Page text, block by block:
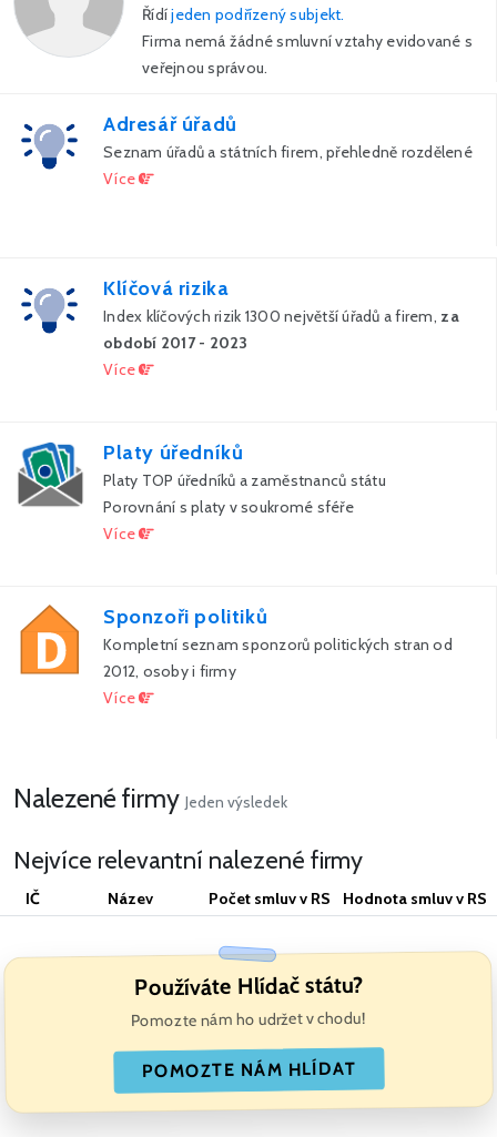
Řídíjeden podřízený subjekt.
Firma nemá žádné smluvní vztahy evidované s
veřejnou správou.
Adresář úřadů
Seznam úřadů a státních firem, přehledně rozdělené
Více
Klíčová rizika
Index klíčových rizik 1300 největší úřadů a firem, za
období 2017 - 2023
Více
Platy úředníků
Platy TOP úředníků a zaměstnanců státu
Porovnání s platy v soukromé sféře
Více
Sponzoři politiků
Kompletní seznam sponzorů politických stran od
2012, osoby i firmy
Více
Nalezené firmy Jeden výsledek
Nejvíce relevantní nalezené firmy
IČ Název Počet smluv v RS Hodnota smluv v RS
Používáte Hlídač státu?
Pomozte nám ho udržet v chodu!
POMOZTE NÁM HLÍDAT